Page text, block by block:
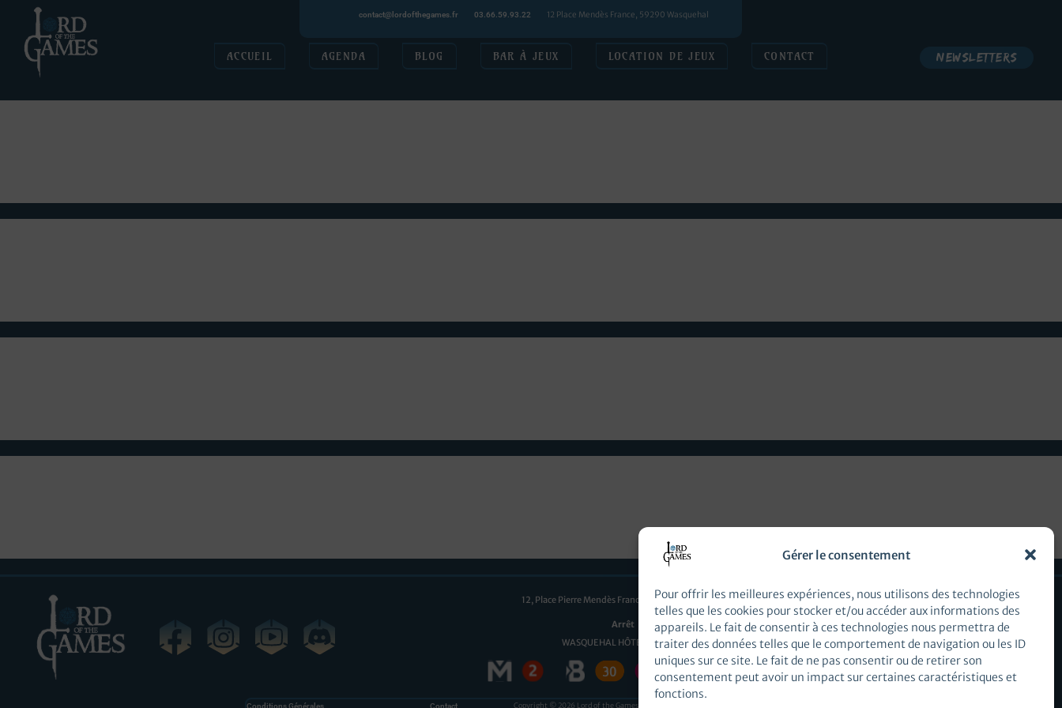
Gérer le consentement
Pour offrir les meilleures expériences, nous utilisons des technologies
telles que les cookies pour stocker et/ou accéder aux informations des
appareils. Le fait de consentir à ces technologies nous permettra de
traiter des données telles que le comportement de navigation ou les ID
uniques sur ce site. Le fait de ne pas consentir ou de retirer son
consentement peut avoir un impact sur certaines caractéristiques et
fonctions.
contact@lordofthegames.fr 03.66.59.93.22 12 Place Mendès France, 59290 Wasquehal
ACCUEIL AGENDA BLOG BAR À JEUX LOCATION DE JEUX CONTACT Newsletters
12, Place Pierre Mendès France, 59290 Wasquehal
Arrêt
WASQUEHAL HÔTEL DE VILLE
Conditions Générales Contact Copyright © 2026 Lord of the Games